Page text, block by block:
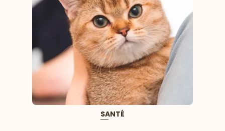
SANTÉ